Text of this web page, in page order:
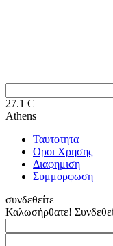
27.1 C
Athens
Ταυτοτητα
Οροι Χρησης
Διαφημιση
Συμμορφωση
συνδεθείτε
Καλωσήρθατε!